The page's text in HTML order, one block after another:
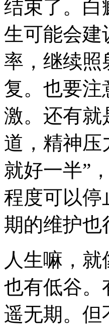
结束了。白
生可能会建
率，继续照
复。也要注
激。还有就
道，精神压
就好一半”
程度可以停
期的维护也
人生嘛，
也有低谷。
遥无期。但